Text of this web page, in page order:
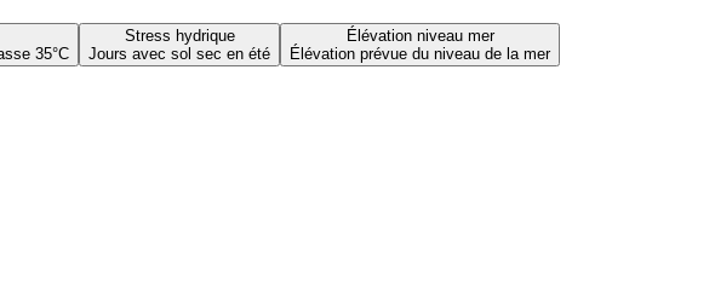
35°C
Stress hydrique
Jours avec sol sec en été
Élévation niveau mer
Élévation prévue du niveau de la mer